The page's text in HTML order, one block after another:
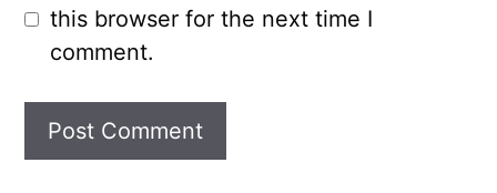
this browser for the next time I
comment.